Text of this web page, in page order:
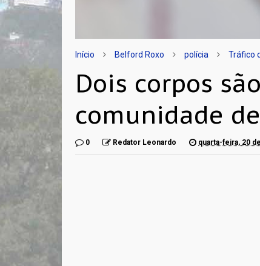
Início Belford Roxo polícia Tráfico
Dois corpos
comunidade
0 Redator Leonardo quarta-feira, 20